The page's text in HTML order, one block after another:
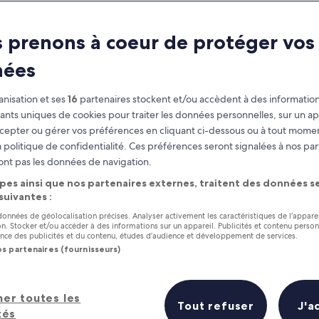
Gagnez des récompenses pour
chaque nuit séjournée
7 août - 9 août
: les 5 meilleurs hôtels à
prenons à coeur de protéger vos
et ses16 partenaires stockent et/ou accèdent à des
uniques de cookies pour traiter les données personnelles, sur un
ou gérer vos préférences en cliquant ci-dessous ou à tout
politique de confidentialité. Ces préférences seront signalées à nos
pas les données de navigation.
ainsi que nos partenaires externes, traitent des données
:
de géolocalisation précises. Analyser activement les caractéristiques de
Stocker et/ou accéder à des informations sur un appareil. Publicités et contenu
des publicités et du contenu, études d’audience et développement de services.
partenaires (fournisseurs)
toutes les
Tout refuser